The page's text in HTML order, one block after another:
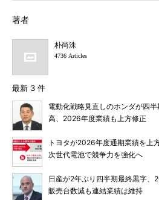
著者
朴尚洙
4736 Articles
最新 3 件
電動化戦略見直しのホンダが四
高、2026年度業績も上方修正
トヨタが2026年度通期業績を上
次世代電池で競争力を強化へ
日産が2年ぶり四半期最終黒字、
販売台数減も連結業績は維持